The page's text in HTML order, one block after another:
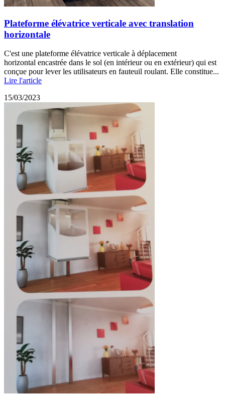
Plateforme élévatrice verticale avec translation
horizontale
C'est une plateforme élévatrice verticale à déplacement
horizontal encastrée dans le sol (en intérieur ou en extérieur) qui est
conçue pour lever les utilisateurs en fauteuil roulant. Elle constitue...
Lire l'article
15/03/2023